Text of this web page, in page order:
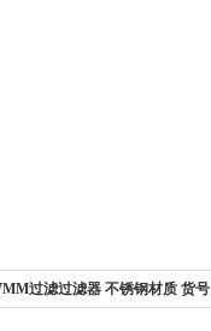
过滤过滤器 不锈钢材质 货号